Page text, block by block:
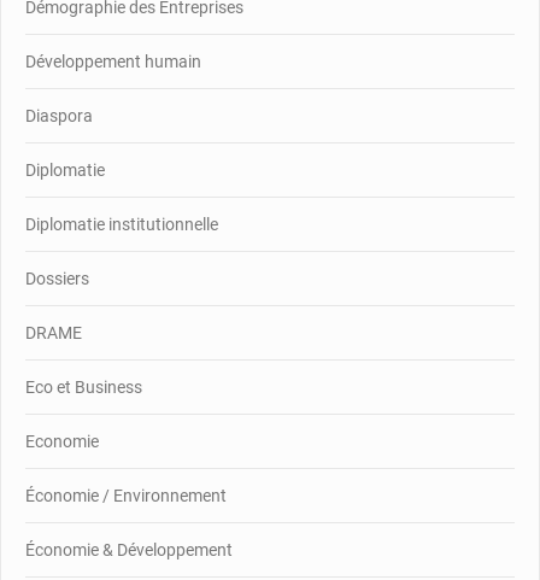
Démographie des Entreprises
Développement humain
Diaspora
Diplomatie
Diplomatie institutionnelle
Dossiers
DRAME
Eco et Business
Economie
Économie / Environnement
Économie & Développement